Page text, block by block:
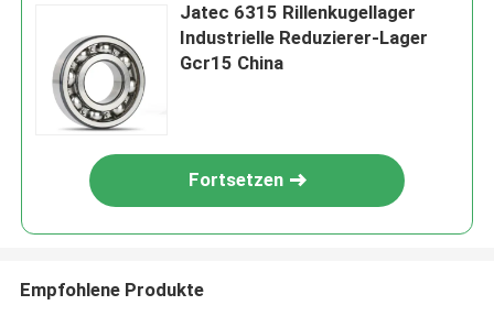
Jatec 6315 Rillenkugellager
Industrielle Reduzierer-Lager
Gcr15 China
Fortsetzen
Empfohlene Produkte